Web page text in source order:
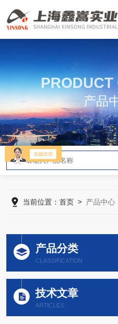
PRODUCT
产品
当前位置：首页 > 产品中心
产品分类
CLASSIFICATION
技术文章
ARTICLES